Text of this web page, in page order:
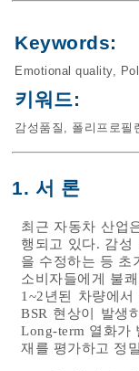
Keywords:
Emotional quality,
키워드:
감성품질 , 폴리프로필
1. 서 론
최근 자동차 산업
행되고 있다. 감성
을 수정하는 등 초
소비자들에게 불
1~2년된 차량에
BSR 현상이 발생
Long-term 열화가
재를 평가하고 정